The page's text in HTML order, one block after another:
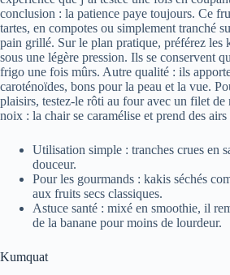
conclusion : la patience paye toujours. Ce
tartes, en compotes ou simplement tranché
pain grillé. Sur le plan pratique, préférez les
sous une légère pression. Ils se conservent
frigo une fois mûrs. Autre qualité : ils
caroténoïdes, bons pour la peau et la vue.
plaisirs, testez-le rôti au four avec un filet de
noix : la chair se caramélise et prend des
Utilisation simple : tranches crues en
douceur.
Pour les gourmands : kakis séchés
aux fruits secs classiques.
Astuce santé : mixé en smoothie, il
de la banane pour moins de lourdeur.
Kumquat